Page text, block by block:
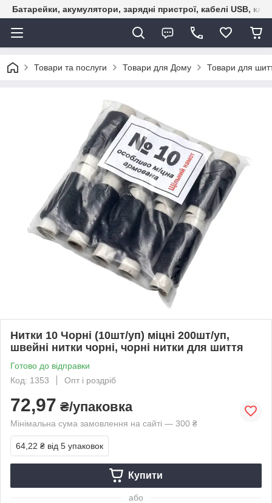
Батарейки, акумулятори, зарядні пристрої, кабелі USB,
Товари та послуги Товари для Дому Товари для
Нитки 10 Чорні (10шт/уп) міцні 200шт/уп,
швейні нитки чорні, чорні нитки для шиття
Готово до відправки
Код: 1353
Опт і роздріб
72,97 ₴/упаковка
Мінімальна сума замовлення на сайті — 300 ₴
64,22 ₴ від 5 упаковок
Купити
або